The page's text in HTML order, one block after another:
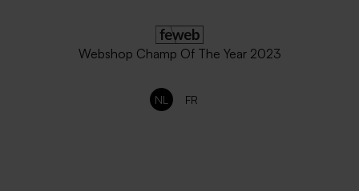
Webshop Champ Of The Year 2023
NL FR